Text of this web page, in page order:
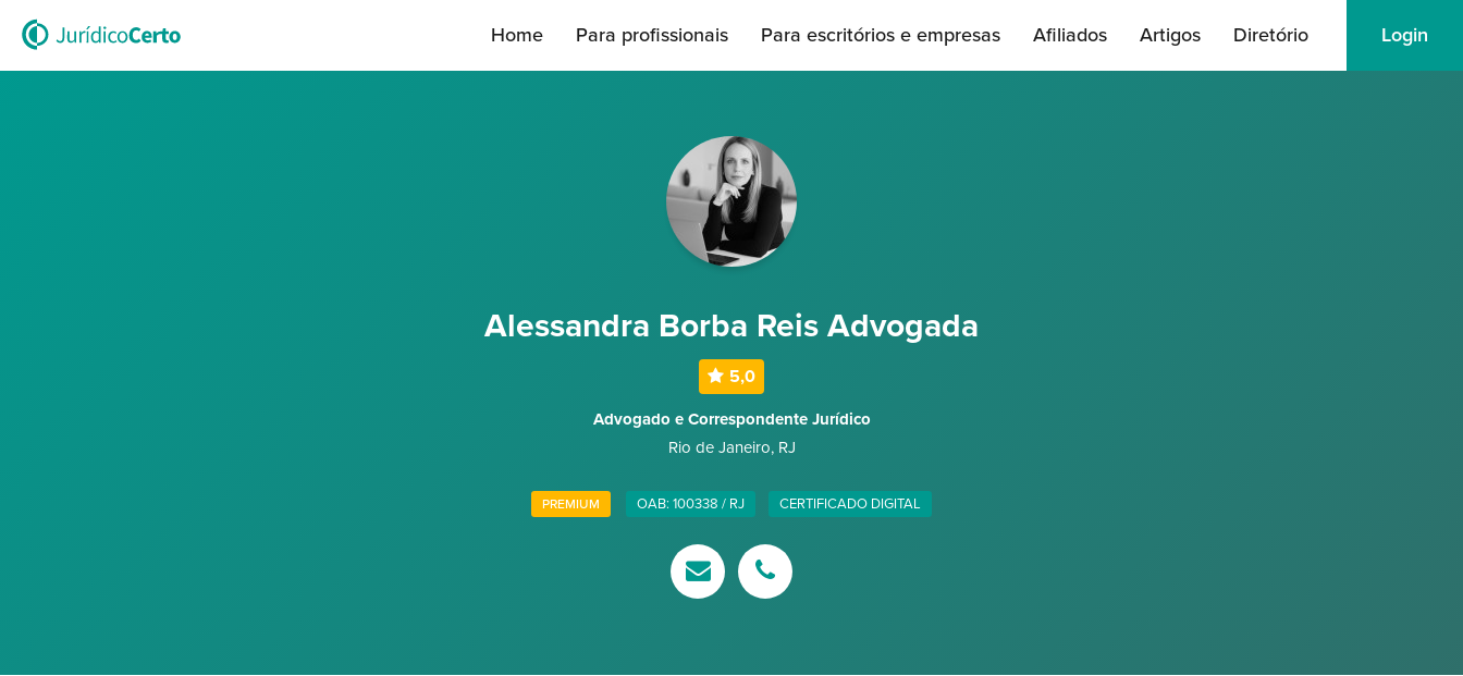
Home Para profissionais Para escritórios e empresas Afiliados Artigos Diretório Login
Alessandra Borba Reis Advogada
5,0
Advogado e Correspondente Jurídico
Rio de Janeiro, RJ
PREMIUM OAB: 100338 / RJ CERTIFICADO DIGITAL